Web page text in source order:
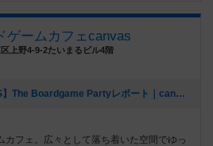
ゲームカフェcanvas
上野4-9-2たいまるビル4階
[NEW] 【SPECIAL EVENTS】The Boardgame Partyレポート｜canvas Girl's Day｜2026/7/24（2026年07月25日 22時12分）
カフェ。広々として落ち着いた空間でゆっ